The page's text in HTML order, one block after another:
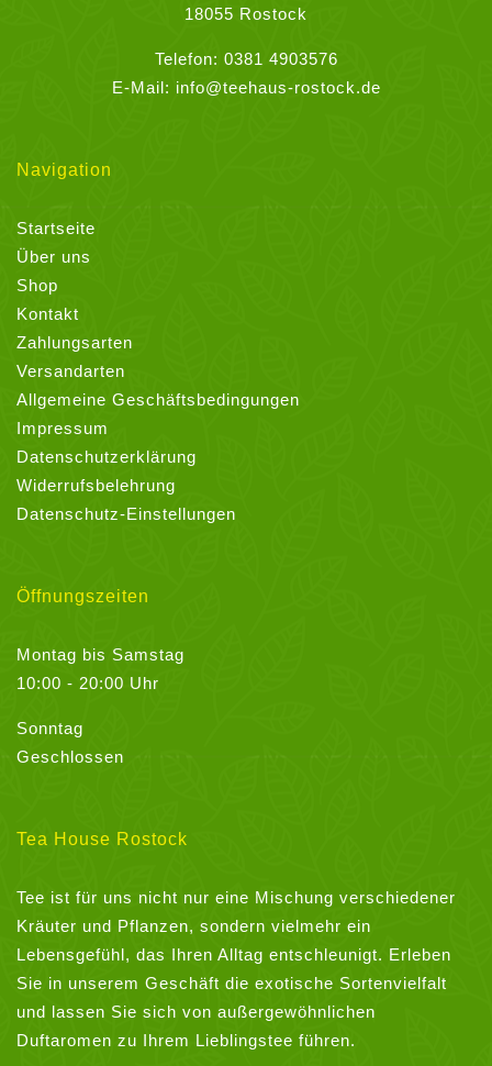
18055 Rostock
Telefon: 0381 4903576
E-Mail: info@teehaus-rostock.de
Navigation
Startseite
Über uns
Shop
Kontakt
Zahlungsarten
Versandarten
Allgemeine Geschäftsbedingungen
Impressum
Datenschutzerklärung
Widerrufsbelehrung
Datenschutz-Einstellungen
Öffnungszeiten
Montag bis Samstag
10:00 - 20:00 Uhr
Sonntag
Geschlossen
Tea House Rostock
Tee ist für uns nicht nur eine Mischung verschiedener
Kräuter und Pflanzen, sondern vielmehr ein
Lebensgefühl, das Ihren Alltag entschleunigt. Erleben
Sie in unserem Geschäft die exotische Sortenvielfalt
und lassen Sie sich von außergewöhnlichen
Duftaromen zu Ihrem Lieblingstee führen.